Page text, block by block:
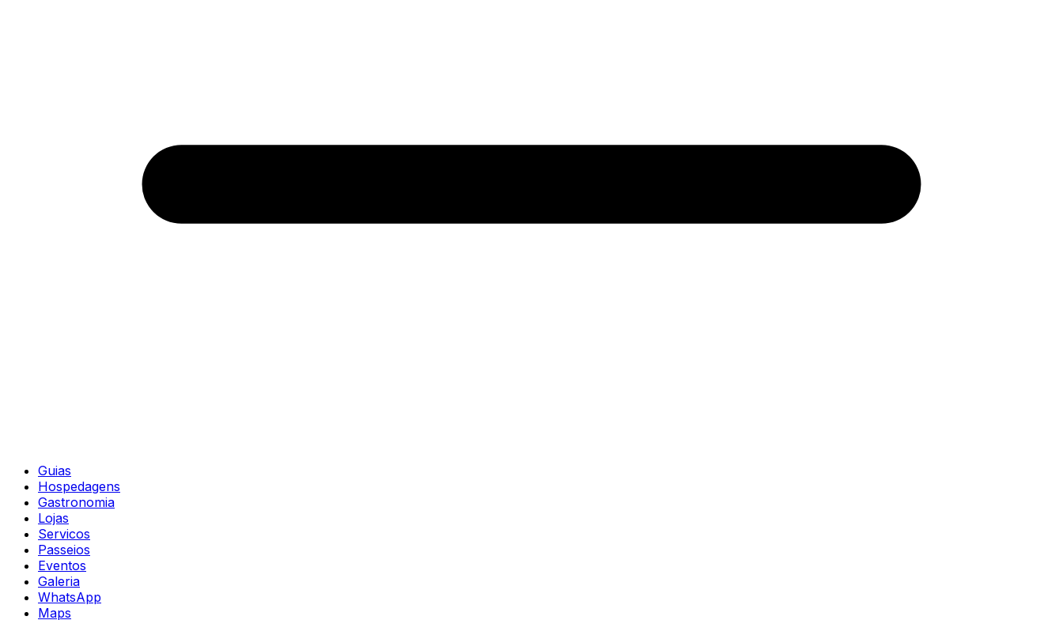
Guias
Hospedagens
Gastronomia
Lojas
Servicos
Passeios
Eventos
Galeria
WhatsApp
Maps